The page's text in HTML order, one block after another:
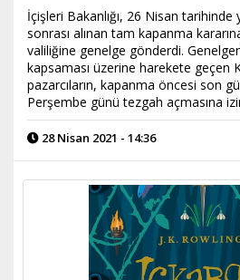
İçişleri Bakanlığı, 26 Nisan tarihinde
sonrası alınan tam kapanma
valiliğine genelge gönderdi.
kapsaması üzerine harekete geçen
pazarcıların, kapanma öncesi son
Perşembe günü tezgah açmasına
28 Nisan 2021 - 14:36